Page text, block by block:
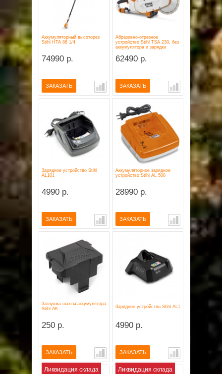
Аккумуляторный высоторез
Stihl HTA 86 1/4
74990 р.
ЗАКАЗАТЬ
Абразивно-отрезное
устройство Stihl TSA 230, без
аккумулятора и зарядки
62490 р.
ЗАКАЗАТЬ
Зарядное устройство Stihl
AL101
4990 р.
ЗАКАЗАТЬ
Аккумуляторное зарядное
устройство Stihl AL 500
28990 р.
ЗАКАЗАТЬ
Заглушка шахты аккумулятора
Stihl AK
250 р.
ЗАКАЗАТЬ
Зарядное устройство Stihl AL1
4990 р.
ЗАКАЗАТЬ
Ликвидация склада Ликвидация склада